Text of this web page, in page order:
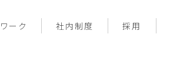
ーク 社内制度 採用